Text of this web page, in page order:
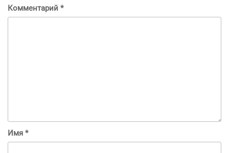
Комментарий *
Имя *